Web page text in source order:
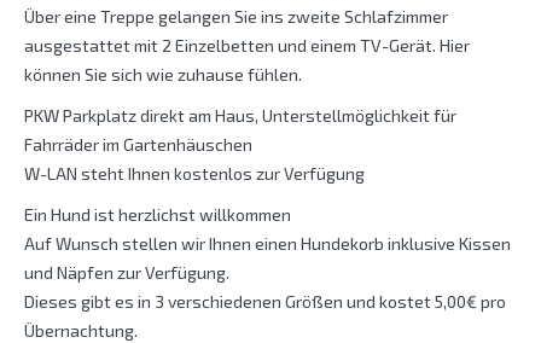
Über eine Treppe gelangen Sie ins zweite Schlafzimmer
ausgestattet mit 2 Einzelbetten und einem TV-Gerät. Hier
können Sie sich wie zuhause fühlen.
PKW Parkplatz direkt am Haus, Unterstellmöglichkeit für
Fahrräder im Gartenhäuschen
W-LAN steht Ihnen kostenlos zur Verfügung
Ein Hund ist herzlichst willkommen
Auf Wunsch stellen wir Ihnen einen Hundekorb inklusive Kissen
und Näpfen zur Verfügung.
Dieses gibt es in 3 verschiedenen Größen und kostet 5,00€ pro
Übernachtung.